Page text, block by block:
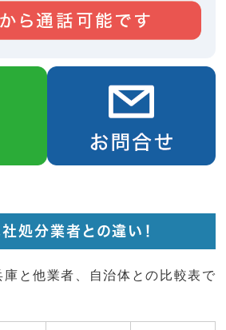
処分業者との違い！
と他業者、自治体との比較表で